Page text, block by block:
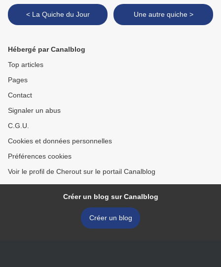
< La Quiche du Jour Une autre quiche >
Hébergé par Canalblog
Top articles
Pages
Contact
Signaler un abus
C.G.U.
Cookies et données personnelles
Préférences cookies
Voir le profil de Cherout sur le portail Canalblog
Créer un blog sur Canalblog
Créer un blog